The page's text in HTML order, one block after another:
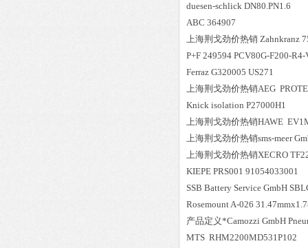
duesen-schlick DN80.PN1.6
ABC 364907
上海荆戈劲价热销 Zahnkranz
P+F 249594 PCV80G-F200-R4-
Ferraz G320005 US271
上海荆戈劲价热销AEG
Knick isolation P27000H1
上海荆戈劲价热销HAWE
上海荆戈劲价热销sms-meer
上海荆戈劲价热销XECRO
KIEPE PRS001 91054033001
SSB Battery Service GmbH
Rosemount A-026
产品定义*Camozzi GmbH
MTS RHM2200MD531P102